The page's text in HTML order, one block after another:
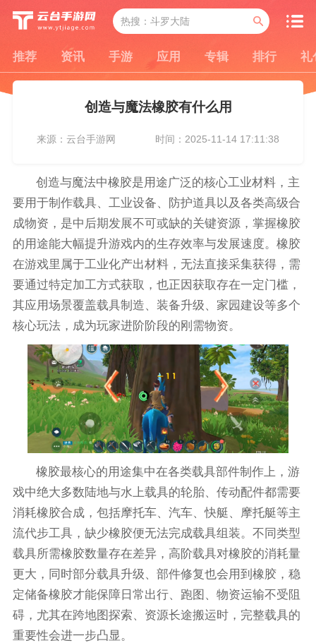
推荐 资讯 手游 应用 专辑 排行 礼
创造与魔法橡胶有什么用
来源：云台手游网 时间：2025-11-14 17:11:38
创造与魔法中橡胶是用途广泛的核心工业材料，主
要用于制作载具、工业设备、防护道具以及各类高级合
成物资，是中后期发展不可或缺的关键资源，掌握橡胶
的用途能大幅提升游戏内的生存效率与发展速度。橡胶
在游戏里属于工业化产出材料，无法直接采集获得，需
要通过特定加工方式获取，也正因获取存在一定门槛，
其应用场景覆盖载具制造、装备升级、家园建设等多个
核心玩法，成为玩家进阶阶段的刚需物资。
橡胶最核心的用途集中在各类载具部件制作上，游
戏中绝大多数陆地与水上载具的轮胎、传动配件都需要
消耗橡胶合成，包括摩托车、汽车、快艇、摩托艇等主
流代步工具，缺少橡胶便无法完成载具组装。不同类型
载具所需橡胶数量存在差异，高阶载具对橡胶的消耗量
更大，同时部分载具升级、部件修复也会用到橡胶，稳
定储备橡胶才能保障日常出行、跑图、物资运输不受阻
碍，尤其在跨地图探索、资源长途搬运时，完整载具的
重要性会进一步凸显。